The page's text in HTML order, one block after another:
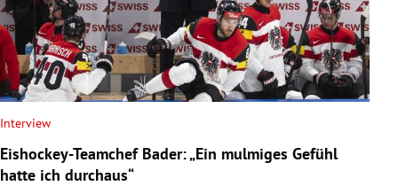
Interview
Eishockey-Teamchef Bader: „Ein mulmiges Gefühl
hatte ich durchaus“